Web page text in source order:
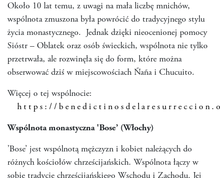
Około 10 lat temu, z uwagi na mała liczbę mnichów,
wspólnota zmuszona była powrócić do tradycyjnego stylu
życia monastycznego. Jednak dzięki nieocenionej pomocy
Sióstr – Oblatek oraz osób świeckich, wspólnota nie tylko
przetrwała, ale rozwinęła się do form, które można
obserwować dziś w miejscowościach Ñaña i Chucuito.
Więcej o tej wspólnocie:
https://
Wspólnota monastyczna 'Bose’ (Włochy)
’Bose’ jest wspólnotą mężczyzn i kobiet należących do
różnych kościołów chrześcijańskich. Wspólnota łączy w
sobie tradycje chrześcijańskiego Wschodu i Zachodu. Jej